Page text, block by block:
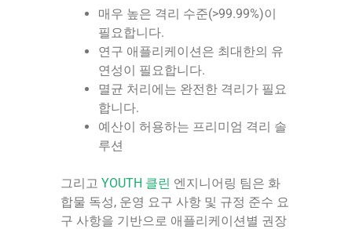
매우 높은 격리 수준(>99.99%)이
필요합니다.
연구 애플리케이션은 최대한의 유
연성이 필요합니다.
멸균 처리에는 완전한 격리가 필요
합니다.
예산이 허용하는 프리미엄 격리 솔
루션
그리고YOUTH 클린 엔지니어링 팀은 화
합물 독성, 운영 요구 사항 및 규정 준수 요
구 사항을 기반으로 애플리케이션별 권장